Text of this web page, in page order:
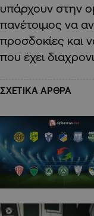
υπάρχουν στην
πανέτοιμος να
προσδοκίες και
που έχει
ΣΧΕΤΙΚΑ ΑΡΘΡΑ